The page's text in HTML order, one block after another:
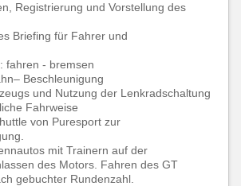
Registrierung und Vorstellung des
Briefing für Fahrer und
fahren - bremsen
Beschleunigung
und Nutzung der Lenkradschaltung
Fahrweise
von Puresport zur
mit Trainern auf der
des Motors. Fahren des GT
gebuchter Rundenzahl.